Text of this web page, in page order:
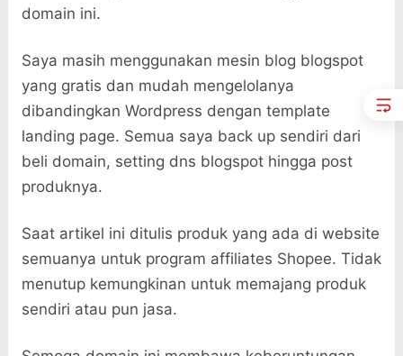
domain ini.
Saya masih menggunakan mesin blog blogspot
yang gratis dan mudah mengelolanya
dibandingkan Wordpress dengan template
landing page. Semua saya back up sendiri dari
beli domain, setting dns blogspot hingga post
produknya.
Saat artikel ini ditulis produk yang ada di website
semuanya untuk program affiliates Shopee. Tidak
menutup kemungkinan untuk memajang produk
sendiri atau pun jasa.